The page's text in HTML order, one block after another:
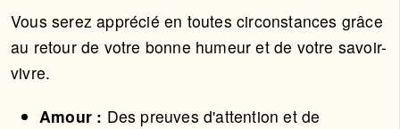
Vous serez apprécié en toutes circonstances grâce
au retour de votre bonne humeur et de votre savoir-
vivre.
Amour : Des preuves d'attention et de